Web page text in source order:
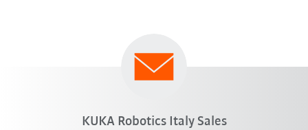
KUKA Robotics Italy Sales